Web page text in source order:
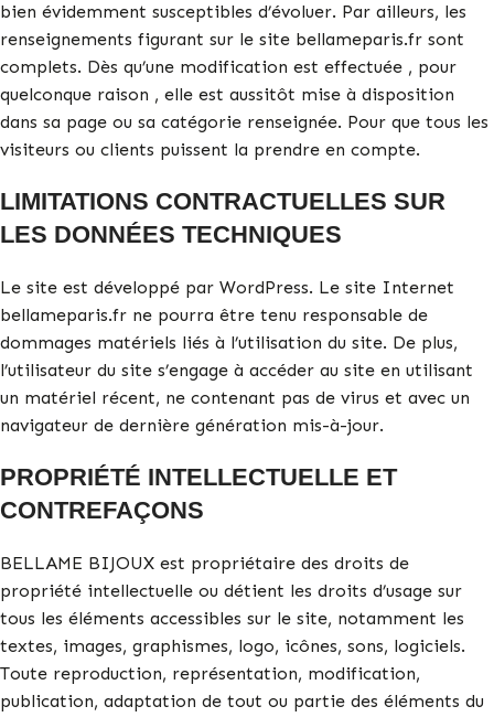
bien évidemment susceptibles d’évoluer. Par ailleurs, les
renseignements figurant sur le site bellameparis.fr sont
complets. Dès qu’une modification est effectuée , pour
quelconque raison , elle est aussitôt mise à disposition
dans sa page ou sa catégorie renseignée. Pour que tous les
visiteurs ou clients puissent la prendre en compte.
LIMITATIONS CONTRACTUELLES SUR
LES DONNÉES TECHNIQUES
Le site est développé par WordPress. Le site Internet
bellameparis.fr ne pourra être tenu responsable de
dommages matériels liés à l’utilisation du site. De plus,
l’utilisateur du site s’engage à accéder au site en utilisant
un matériel récent, ne contenant pas de virus et avec un
navigateur de dernière génération mis-à-jour.
PROPRIÉTÉ INTELLECTUELLE ET
CONTREFAÇONS
BELLAME BIJOUX est propriétaire des droits de
propriété intellectuelle ou détient les droits d’usage sur
tous les éléments accessibles sur le site, notamment les
textes, images, graphismes, logo, icônes, sons, logiciels.
Toute reproduction, représentation, modification,
publication, adaptation de tout ou partie des éléments du